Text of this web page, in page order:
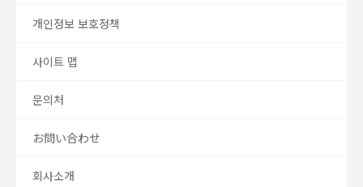
개인정보 보호정책
사이트 맵
문의처
お問い合わせ
회사소개